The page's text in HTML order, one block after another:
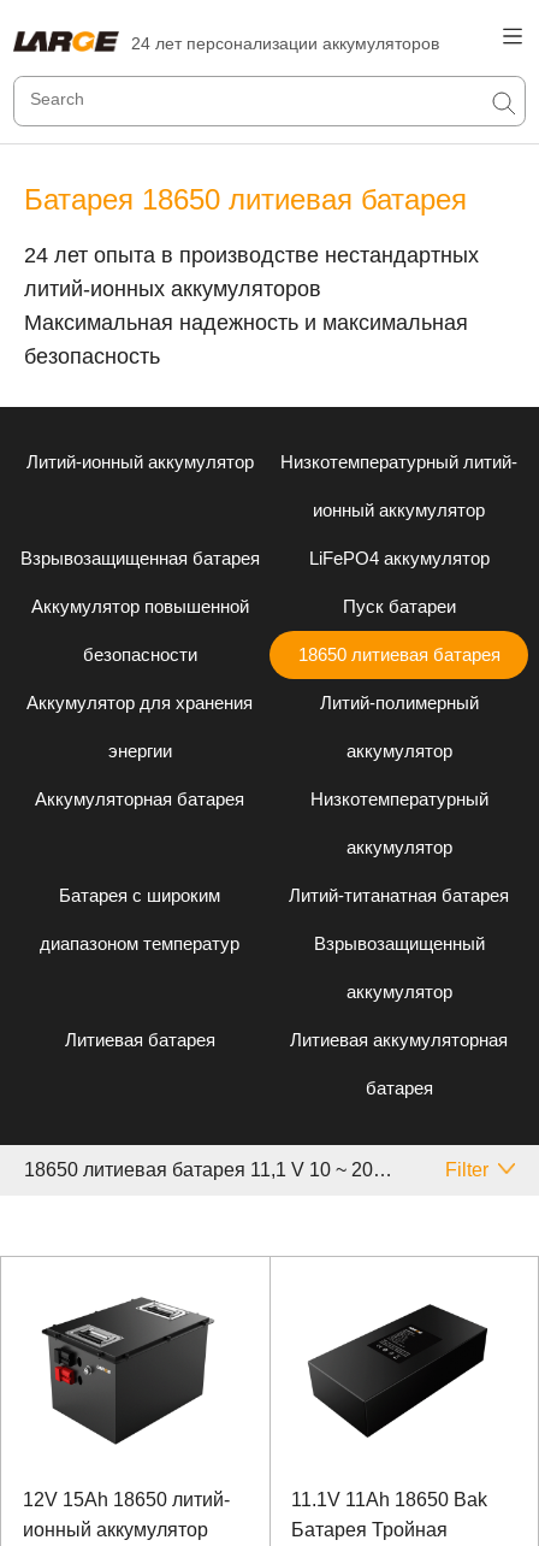
24 лет персонализации аккумуляторов
Батарея 18650 литиевая батарея
24 лет опыта в производстве нестандартных
литий-ионных аккумуляторов
Максимальная надежность и максимальная
безопасность
Литий-ионный аккумулятор Низкотемпературный литий-
ионный аккумулятор
Взрывозащищенная батарея LiFePO4 аккумулятор
Аккумулятор повышенной
безопасности
Пуск батареи
18650 литиевая батарея
Аккумулятор для хранения
энергии
Литий-полимерный
аккумулятор
Аккумуляторная батарея Низкотемпературный
аккумулятор
Батарея с широким
диапазоном температур
Литий-титанатная батарея
Взрывозащищенный
аккумулятор
Литиевая батарея Литиевая аккумуляторная
батарея
18650 литиевая батарея 11,1 V 10 ~ 20 Аh Filter
12V 15Ah 18650 литий-
ионный аккумулятор
11.1V 11Ah 18650 Bak
Батарея Тройная